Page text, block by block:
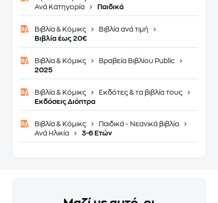
Ανά Κατηγορία
Παιδικά
Βιβλία & Κόμικς
Βιβλία ανά τιμή
Βιβλία έως 20€
Βιβλία & Κόμικς
Βραβεία Βιβλίου Public
2025
Βιβλία & Κόμικς
Εκδότες & τα βιβλία τους
Εκδόσεις Διόπτρα
Βιβλία & Κόμικς
Παιδικά - Νεανικά βιβλία
Ανά Ηλικία
3-6 Ετών